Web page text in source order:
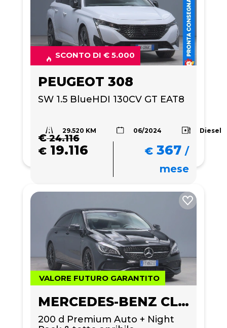
SCONTO DI € 5.000
PEUGEOT 308
SW 1.5 BlueHDI 130CV GT EAT8
29.520 KM 06/2024 Diesel
€24.116
€ 19.116 € 367 /
mese
VALORE FUTURO GARANTITO
MERCEDES-BENZ CLA 200
200 d Premium Auto + Night